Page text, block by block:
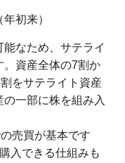
初来）
なため、サテライ
。資産全体の7割か
をサテライト資産
一部に株を組み入
売買が基本です
入できる仕組みも